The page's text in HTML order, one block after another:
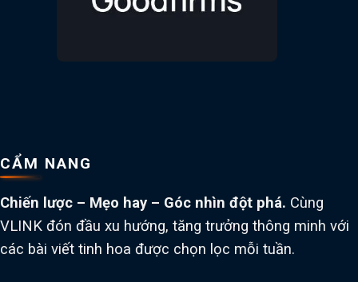
CẨM NANG
Chiến lược – Mẹo hay – Góc nhìn đột phá. Cùng
VLINK đón đầu xu hướng, tăng trưởng thông minh với
các bài viết tinh hoa được chọn lọc mỗi tuần.